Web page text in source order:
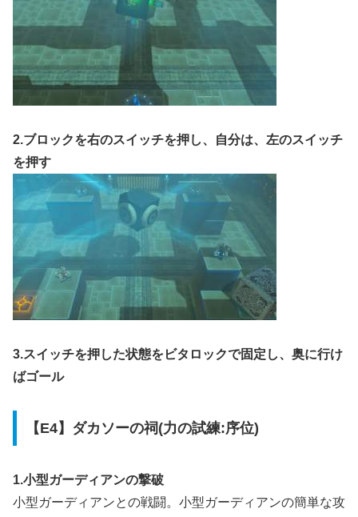
2.ブロックを右のスイッチを押し、自分は、左のスイッチ
を押す
3.スイッチを押した状態をビタロックで固定し、奥に行け
ばゴール
【E4】ダカソーの祠(力の試練:序位)
1.小型ガーディアンの撃破
小型ガーディアンとの戦闘。小型ガーディアンの簡単な攻